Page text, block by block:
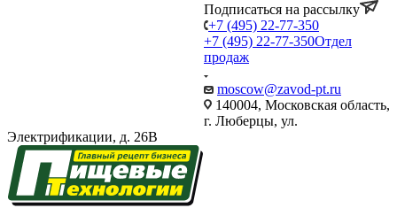
Подписаться на рассылку
+7 (495) 22-77-350
+7 (495) 22-77-350Отдел
продаж
moscow@zavod-pt.ru
140004, Московская область,
г. Люберцы, ул.
Электрификации, д. 26В